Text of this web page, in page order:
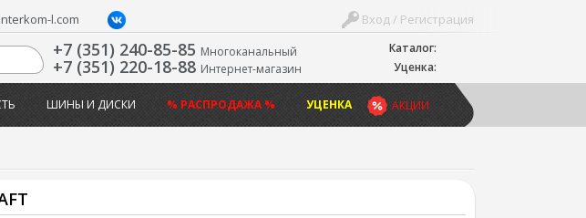
Каталог:
Уценка:
Вход / Регистрация
l.com
+7 (351) 240-85-85 Многоканальный
+7 (351) 220-18-88 Интернет-магазин
АКЦИИ
ШИНЫ И ДИСКИ % РАСПРОДАЖА % УЦЕНКА